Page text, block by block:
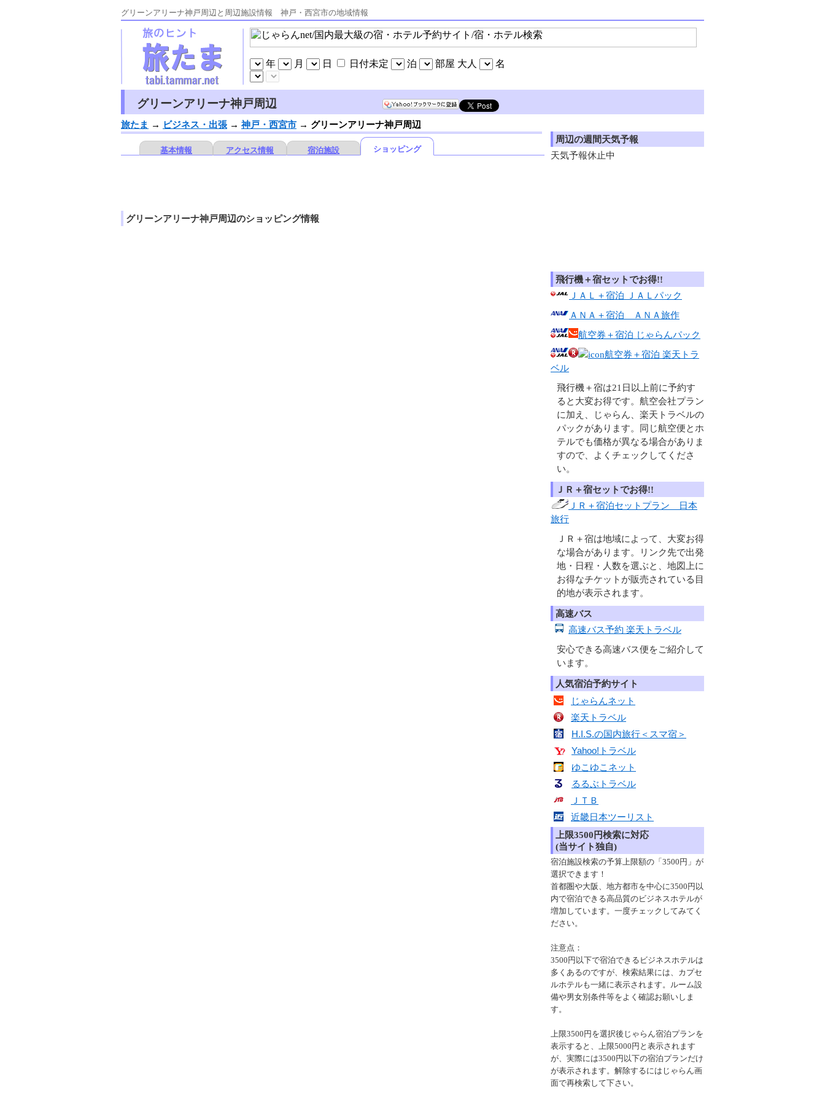
グリーンアリーナ神戸周辺と周辺施設情報 神戸・西宮市の地域情報
グリーンアリーナ神戸周辺
旅たま → ビジネス・出張 → 神戸・西宮市 → グリーンアリーナ神戸周辺
基本情報 アクセス情報 宿泊施設 ショッピング
グリーンアリーナ神戸周辺のショッピング情報
周辺の週間天気予報
天気予報休止中
飛行機＋宿セットでお得!!
ＪＡＬ＋宿泊 ＪＡＬパック
ＡＮＡ＋宿泊 ＡＮＡ旅作
航空券＋宿泊 じゃらんパック
航空券＋宿泊 楽天トラ
ベル
飛行機＋宿は21日以上前に予約す
ると大変お得です。航空会社プラン
に加え、じゃらん、楽天トラベルの
パックがあります。同じ航空便とホ
テルでも価格が異なる場合がありま
すので、よくチェックしてくださ
い。
ＪＲ＋宿セットでお得!!
ＪＲ＋宿泊セットプラン 日本
旅行
ＪＲ＋宿は地域によって、大変お得
な場合があります。リンク先で出発
地・日程・人数を選ぶと、地図上に
お得なチケットが販売されている目
的地が表示されます。
高速バス
高速バス予約 楽天トラベル
安心できる高速バス便をご紹介して
います。
人気宿泊予約サイト
じゃらんネット
楽天トラベル
H.I.S.の国内旅行＜スマ宿＞
Yahoo!トラベル
ゆこゆこネット
るるぶトラベル
ＪＴＢ
近畿日本ツーリスト
上限3500円検索に対応
(当サイト独自)
宿泊施設検索の予算上限額の「3500円」が
選択できます！
首都圏や大阪、地方都市を中心に3500円以
内で宿泊できる高品質のビジネスホテルが
増加しています。一度チェックしてみてく
ださい。
注意点：
3500円以下で宿泊できるビジネスホテルは
多くあるのですが、検索結果には、カプセ
ルホテルも一緒に表示されます。ルーム設
備や男女別条件等をよく確認お願いしま
す。
上限3500円を選択後じゃらん宿泊プランを
表示すると、上限5000円と表示されます
が、実際には3500円以下の宿泊プランだけ
が表示されます。解除するにはじゃらん画
面で再検索して下さい。